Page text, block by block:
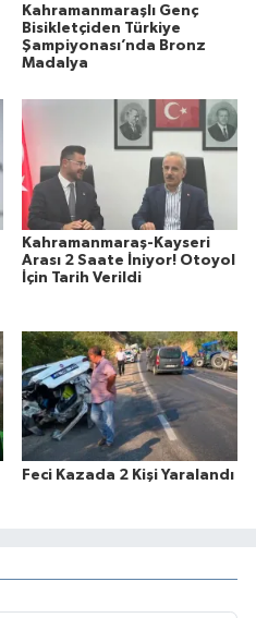
Kahramanmaraşlı Genç
Bisikletçiden Türkiye
Şampiyonası’nda Bronz
Madalya
Kahramanmaraş-Kayseri
Arası 2 Saate İniyor! Otoyol
İçin Tarih Verildi
Feci Kazada 2 Kişi Yaralandı